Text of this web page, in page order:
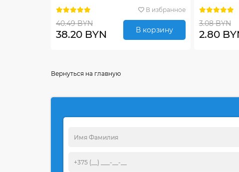
В избранное
40.49 BYN
38.20 BYN В корзину
3.08 BYN
2.80
Вернуться на главную